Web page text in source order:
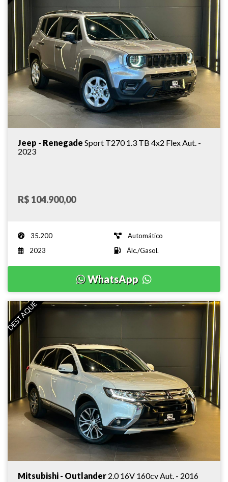
Jeep - Renegade Sport T270 1.3 TB 4x2 Flex Aut. -
2023
R$ 104.900,00
35.200
Automático
2023
Álc./Gasol.
WhatsApp
DESTAQUE
Mitsubishi - Outlander 2.0 16V 160cv Aut. - 2016